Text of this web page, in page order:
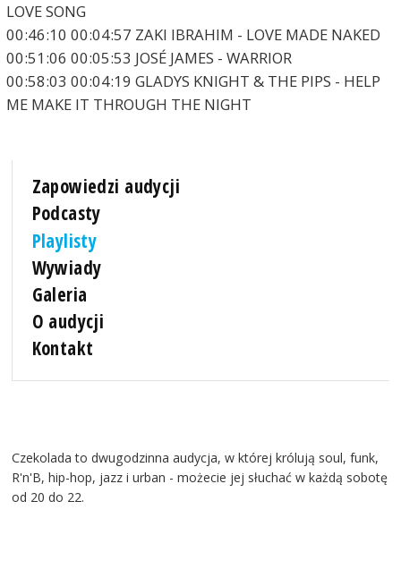
LOVE SONG
00:46:10 00:04:57 ZAKI IBRAHIM - LOVE MADE NAKED
00:51:06 00:05:53 JOSÉ JAMES - WARRIOR
00:58:03 00:04:19 GLADYS KNIGHT & THE PIPS - HELP
ME MAKE IT THROUGH THE NIGHT
Zapowiedzi audycji
Podcasty
Playlisty
Wywiady
Galeria
O audycji
Kontakt
Czekolada to dwugodzinna audycja, w której królują soul, funk,
R'n'B, hip-hop, jazz i urban - możecie jej słuchać w każdą sobotę
od 20 do 22.